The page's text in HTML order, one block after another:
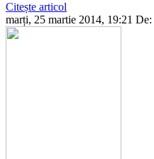
Citește articol
marți, 25 martie 2014, 19:21 De: